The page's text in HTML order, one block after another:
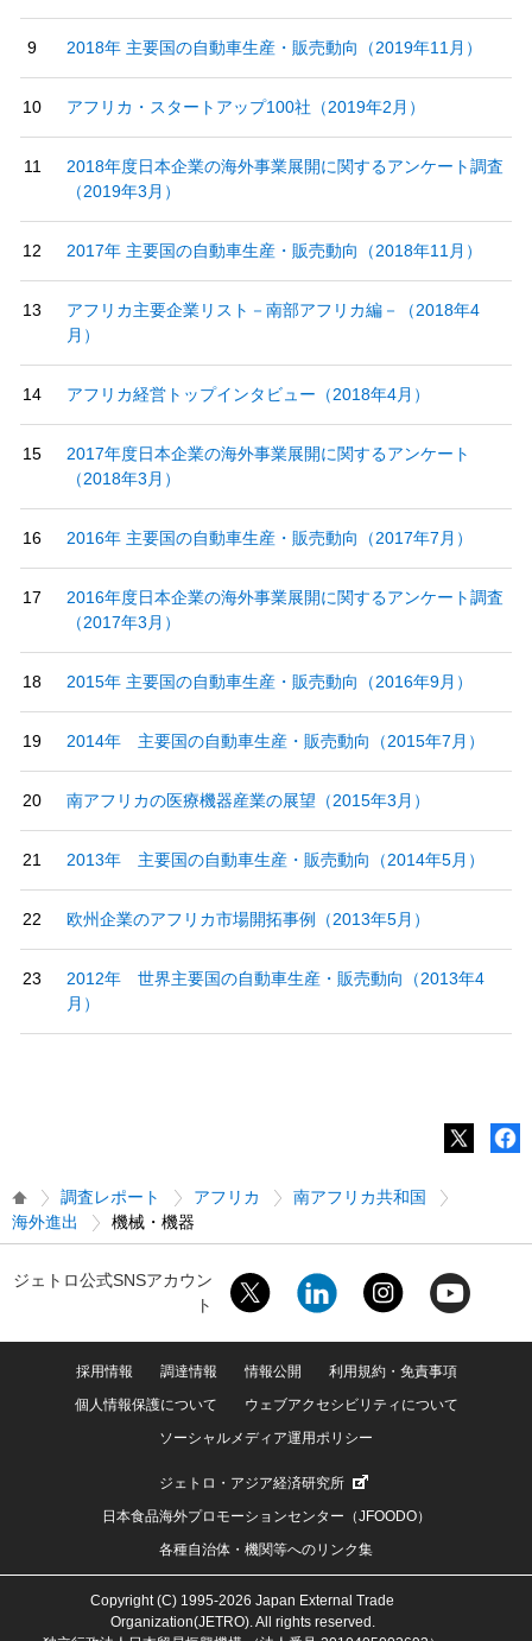
2018年 主要国の自動車生産・販売動向（2019年11月）
アフリカ・スタートアップ100社（2019年2月）
2018年度日本企業の海外事業展開に関するアンケート調査
（2019年3月）
2017年 主要国の自動車生産・販売動向（2018年11月）
アフリカ主要企業リスト－南部アフリカ編－（2018年4
月）
アフリカ経営トップインタビュー（2018年4月）
2017年度日本企業の海外事業展開に関するアンケート
（2018年3月）
2016年 主要国の自動車生産・販売動向（2017年7月）
2016年度日本企業の海外事業展開に関するアンケート調査
（2017年3月）
2015年 主要国の自動車生産・販売動向（2016年9月）
2014年 主要国の自動車生産・販売動向（2015年7月）
南アフリカの医療機器産業の展望（2015年3月）
2013年 主要国の自動車生産・販売動向（2014年5月）
欧州企業のアフリカ市場開拓事例（2013年5月）
2012年 世界主要国の自動車生産・販売動向（2013年4
月）
調査レポート アフリカ
南アフリカ共和国
海外進出
機械・機器
ジェトロ公式SNSアカウン
ト
採用情報 調達情報 情報公開
利用規約・免責事項
個人情報保護について
ウェブアクセシビリティについて
ソーシャルメディア運用ポリシー
ジェトロ・アジア経済研究所
日本食品海外プロモーションセンター（JFOODO）
各種自治体・機関等へのリンク集
Copyright (C) 1995-2026 Japan External Trade
Organization(JETRO). All rights reserved.